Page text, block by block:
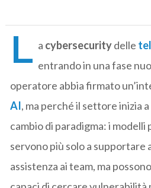
L a cybersecuritydelle
entrando in una fase
operatore abbia firmato
AI, ma perché il settore inizia
cambio di paradigma: i modelli
servono più solo a supportare
assistenza ai team, ma